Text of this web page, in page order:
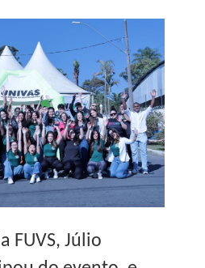
FUVS, Júlio